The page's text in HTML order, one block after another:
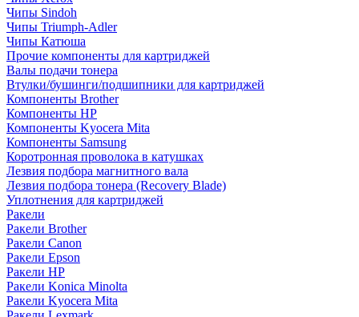
Чипы Sindoh
Чипы Triumph-Adler
Чипы Катюша
Прочие компоненты для картриджей
Валы подачи тонера
Втулки/бушинги/подшипники для картриджей
Компоненты Brother
Компоненты HP
Компоненты Kyocera Mita
Компоненты Samsung
Коротронная проволока в катушках
Лезвия подбора магнитного вала
Лезвия подбора тонера (Recovery Blade)
Уплотнения для картриджей
Ракели
Ракели Brother
Ракели Canon
Ракели Epson
Ракели HP
Ракели Konica Minolta
Ракели Kyocera Mita